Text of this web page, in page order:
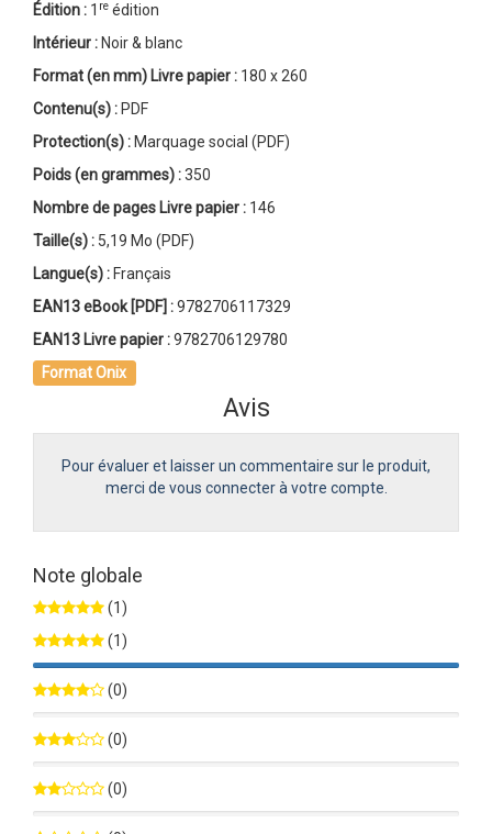
Édition : 1 re édition
Intérieur : Noir & blanc
Format (en mm) Livre papier : 180 x 260
Contenu(s) : PDF
Protection(s) : Marquage social (PDF)
Poids (en grammes) :350
Nombre de pages Livre papier : 146
Taille(s) : 5,19 Mo (PDF)
Langue(s) : Français
EAN13 eBook [PDF] :9782706117329
EAN13 Livre papier :9782706129780
Format Onix
Avis
Pour évaluer et laisser un commentaire sur le produit,
merci de vous connecter à votre compte.
Note globale
(1)
(1)
100%
(0)
(0)
(0)